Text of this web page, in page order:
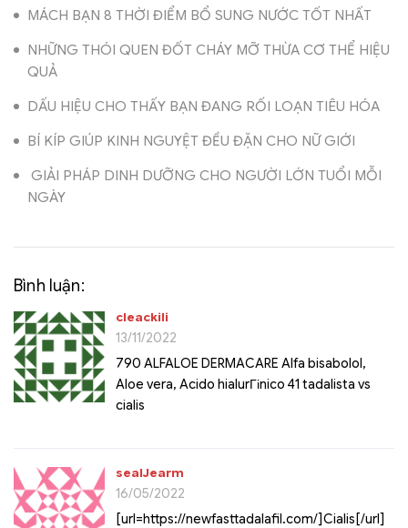
MÁCH BẠN 8 THỜI ĐIỂM BỔ SUNG NƯỚC TỐT NHẤT
NHỮNG THÓI QUEN ĐỐT CHÁY MỠ THỪA CƠ THỂ HIỆU
QUẢ
DẤU HIỆU CHO THẤY BẠN ĐANG RỐI LOẠN TIÊU HÓA
BÍ KÍP GIÚP KINH NGUYỆT ĐỀU ĐẶN CHO NỮ GIỚI
GIẢI PHÁP DINH DƯỠNG CHO NGƯỜI LỚN TUỔI MỖI
NGÀY
Bình luận:
cleackili
13/11/2022
790 ALFALOE DERMACARE Alfa bisabolol,
Aloe vera, Acido hialurГіnico 41 tadalista vs
cialis
sealJearm
16/05/2022
[url=https://newfasttadalafil.com/]Cialis[/url]